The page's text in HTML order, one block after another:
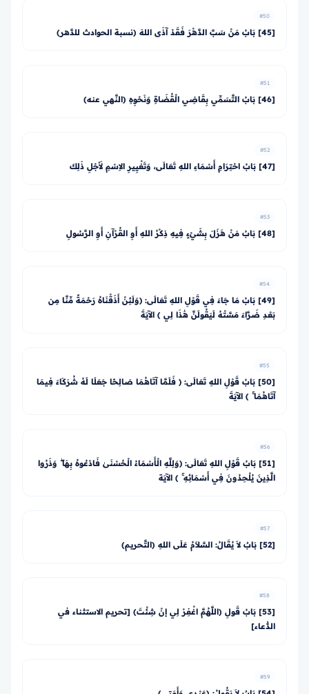
#50
[45] بَابُ مَنْ سَبَّ الدَّهْرَ فَقَدْ آذَى اللهَ (نسبة الحوادث للدَّهر)
#51
[46] بَابُ التَّسَمِّي بِقَاضِي الْقُضَاةِ وَنَحْوِهِ (النَّهي عنه)
#52
[47] بَابُ احْتِرَامِ أَسْمَاءِ اللهِ تَعَالَى، وَتَغْيِيرِ الاِسْمِ لأَجْلِ ذَلِكَ
#53
[48] بَابُ مَنْ هَزَلَ بِشَيْءٍ فِيهِ ذِكْرُ اللهِ أَوِ القُرْآنِ أَوِ الرَّسُولِ
#54
[49] بَابُ مَا جَاءَ فِي قَوْلِ اللهِ تَعَالَى: ﴿وَلَئِنْ أَذَقْنَاهُ رَحْمَةً مِّنَّا مِن
بَعْدِ ضَرَّاءَ مَسَّتْهُ لَيَقُولَنَّ هَٰذَا لِي ﴾ الآيَةَ
#55
[50] بَابُ قَوْلِ اللهِ تَعَالَى: ﴿ فَلَمَّا آتَاهُمَا صَالِحًا جَعَلَا لَهُ شُرَكَاءَ فِيمَا
آتَاهُمَا ۚ ﴾ الآيَةَ
#56
[51] بَابُ قَوْلِ اللهِ تَعَالَى: ﴿وَلِلَّهِ الْأَسْمَاءُ الْحُسْنَىٰ فَادْعُوهُ بِهَا ۖ وَذَرُوا
الَّذِينَ يُلْحِدُونَ فِي أَسْمَائِهِ ۚ ﴾ الآيَة
#57
[52] بَابٌ لاَ يُقَالُ: السَّلاَمُ عَلَى اللهِ (التَّحريم)
#58
[53] بَابُ قَولِ (اللَّهُمَّ اغْفِرْ لِي إنْ شِئْتَ) [تحريم الاستثناء في
الدُّعاء]
#59